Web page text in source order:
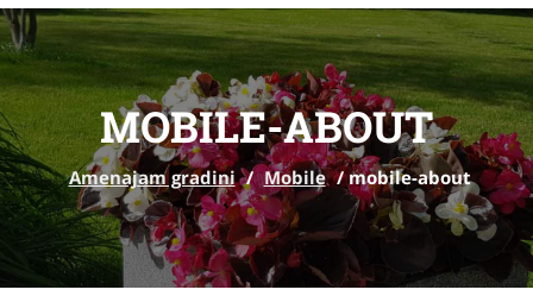
MOBILE-ABOUT
Amenajam gradini / Mobile /mobile-about